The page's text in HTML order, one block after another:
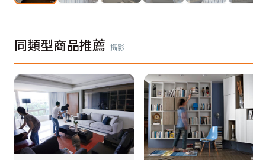
同類型商品推薦 攝影